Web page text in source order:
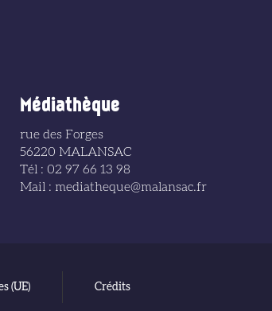
Médiathèque
rue des Forges
56220 MALANSAC
Tél : 02 97 66 13 98
Mail : mediatheque@malansac.fr
(UE) Crédits